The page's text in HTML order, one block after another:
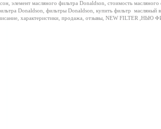
элемент масляного фильтра Donaldson, стоимость масляного
Donaldson, фильтры Donaldson, купить фильтр
масляный
характеристики, продажа, отзывы, NEW FILTER ,НЬЮ